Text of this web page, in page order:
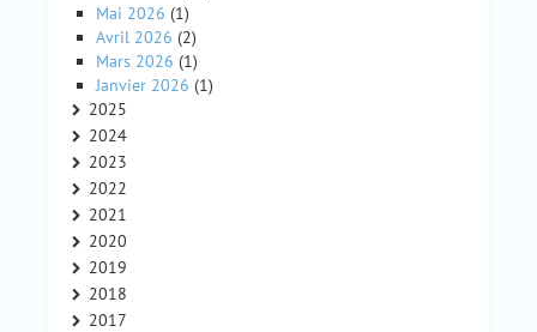
Mai 2026 (1)
Avril 2026 (2)
Mars 2026 (1)
Janvier 2026 (1)
2025
2024
2023
2022
2021
2020
2019
2018
2017